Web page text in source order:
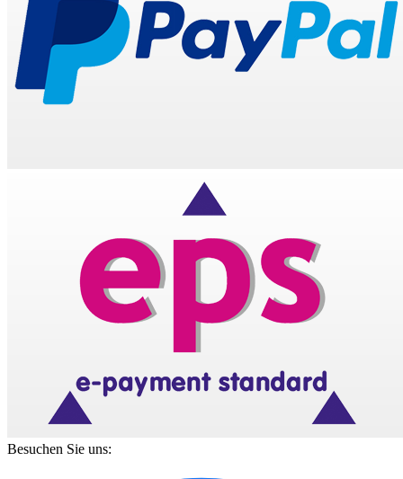
Besuchen Sie uns: